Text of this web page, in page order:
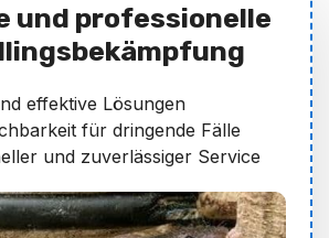
und professionelle
effektive Lösungen
für dringende Fälle
und zuverlässiger Service